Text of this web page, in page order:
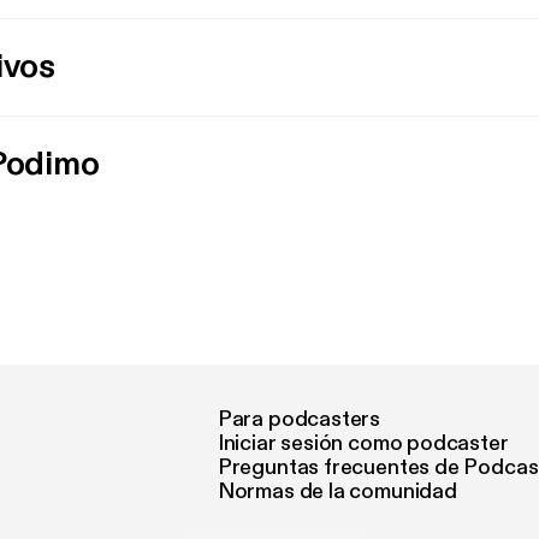
Para podcasters
Iniciar sesión como podcaster
Preguntas frecuentes de
Normas de la comunidad